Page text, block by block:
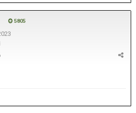
5805